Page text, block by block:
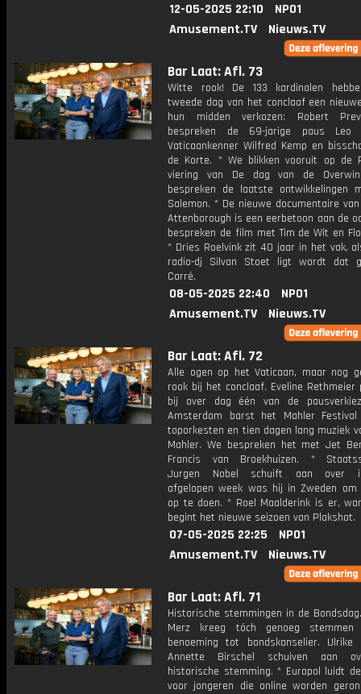
12-05-2025 22:10
NPO1
Amusement.TV
Nieuws.TV
Bar Laat: Afl. 73
Witte rook! De 133 kardinalen
tweede dag van het conclaaf een
hun midden verkozen: Robert
bespreken de 69-jarige paus Leo
Vaticaankenner Wilfred Kemp en
de Korte. * We blikken vooruit op de
viering van De dag van de
bespreken de laatste ontwikkelingen
Salemon. * De nieuwe documentaire
Attenborough is een eerbetoon aan de
bespreken de film met Tim de Wit en
* Dries Roelvink zit 40 jaar in het vak,
radio-dj Silvan Stoet ligt wordt dat
Carré.
08-05-2025 22:40
NPO1
Amusement.TV
Nieuws.TV
Bar Laat: Afl. 72
Alle ogen op het Vaticaan, maar nog
rook bij het conclaaf. Eveline Rethmeier
bij over dag één van de
Amsterdam barst het Mahler
toporkesten en tien dagen lang muziek
Mahler. We bespreken het met Jet
Francis van Broekhuizen. *
Jurgen Nobel schuift aan over
afgelopen week was hij in Zweden om
op te doen. * Roel Maalderink is er,
begint het nieuwe seizoen van Plakshot.
07-05-2025 22:25
NPO1
Amusement.TV
Nieuws.TV
Bar Laat: Afl. 71
Historische stemmingen in de
Merz kreeg tóch genoeg
benoeming tot bondskanselier. Ulrike
Annette Birschel schuiven aan
historische stemming. * Europol luidt
voor jongeren die online worden